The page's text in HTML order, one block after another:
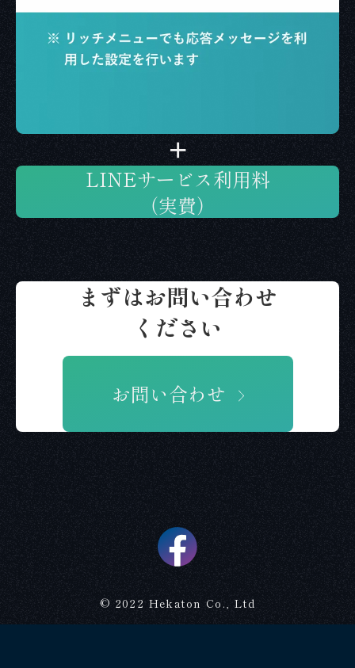
LINEサービス利用料
（実費）
まずはお問い合わせ
ください
お問い合わせ
© 2022 Hekaton Co., Ltd